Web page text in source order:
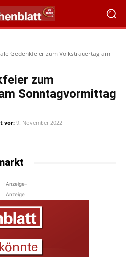
Gedenkfeier zum Volkstrauertag am
zum
Sonntagvormittag
vor:9. November 2022
-Anzeige-
Anzeige